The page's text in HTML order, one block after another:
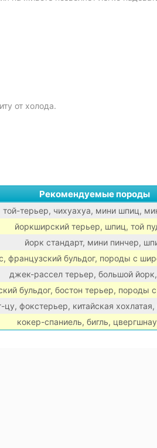
от холода.
Рекомендуемые породы
той-терьер, чихуахуа, мини шпиц,
йоркширский терьер, шпиц, той
йорк стандарт, мини пинчер,
французский бульдог, породы с
джек-рассел терьер, большой
бульдог, бостон терьер, породы
цу, фокстерьер, китайская
кокер-спаниель, бигль,